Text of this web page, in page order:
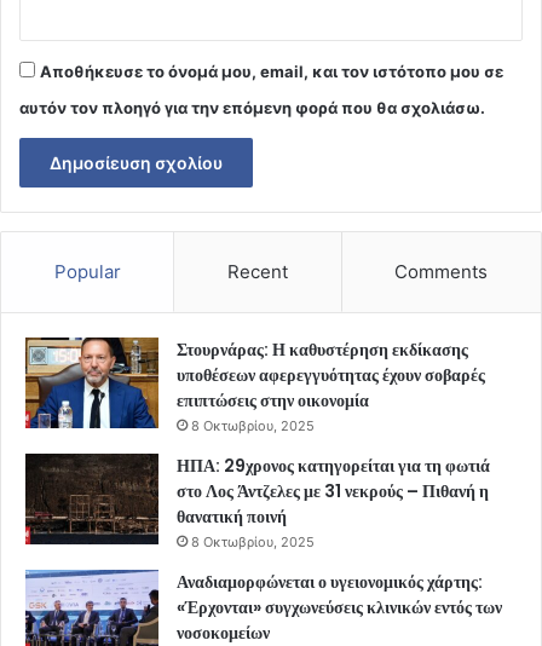
Αποθήκευσε το όνομά μου, email, και τον ιστότοπο μου σε
αυτόν τον πλοηγό για την επόμενη φορά που θα σχολιάσω.
Popular Recent Comments
Στουρνάρας: Η καθυστέρηση εκδίκασης
υποθέσεων αφερεγγυότητας έχουν σοβαρές
επιπτώσεις στην οικονομία
8 Οκτωβρίου, 2025
ΗΠΑ: 29χρονος κατηγορείται για τη φωτιά
στο Λος Άντζελες με 31 νεκρούς – Πιθανή η
θανατική ποινή
8 Οκτωβρίου, 2025
Αναδιαμορφώνεται ο υγειονομικός χάρτης:
«Έρχονται» συγχωνεύσεις κλινικών εντός των
νοσοκομείων